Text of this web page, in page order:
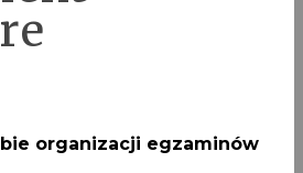
organizacji egzaminów